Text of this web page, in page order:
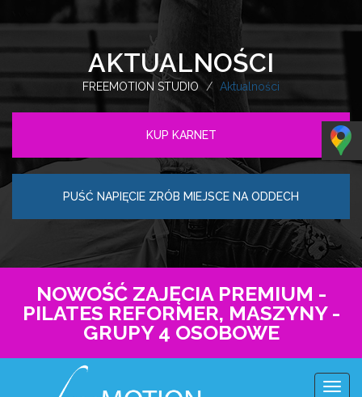
AKTUALNOŚCI
FREEMOTION STUDIO Aktualności
KUP KARNET
PUŚĆ NAPIĘCIE ZRÓB MIEJSCE NA ODDECH
NOWOŚĆ ZAJĘCIA PREMIUM -
PILATES REFORMER, MASZYNY -
GRUPY 4 OSOBOWE